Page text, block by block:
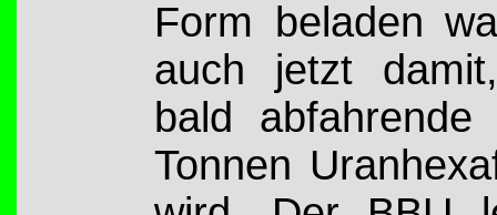
Form beladen
auch jetzt
bald
Tonnen